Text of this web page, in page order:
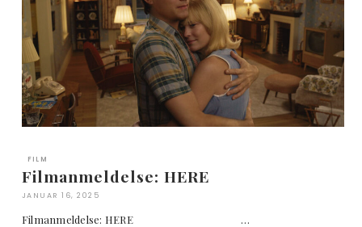
FILM
Filmanmeldelse: HERE
JANUAR 16, 2025
Filmanmeldelse: HERE …